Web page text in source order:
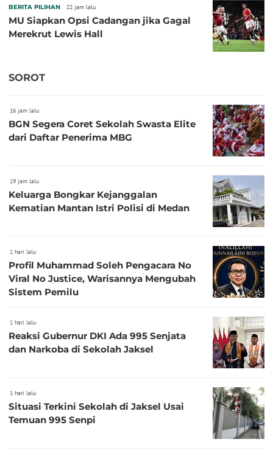
BERITA PILIHAN 22 jam lalu
MU Siapkan Opsi Cadangan jika Gagal
Merekrut Lewis Hall
SOROT
16 jam lalu
BGN Segera Coret Sekolah Swasta Elite
dari Daftar Penerima MBG
19 jam lalu
Keluarga Bongkar Kejanggalan
Kematian Mantan Istri Polisi di Medan
1 hari lalu
Profil Muhammad Soleh Pengacara No
Viral No Justice, Warisannya Mengubah
Sistem Pemilu
1 hari lalu
Reaksi Gubernur DKI Ada 995 Senjata
dan Narkoba di Sekolah Jaksel
1 hari lalu
Situasi Terkini Sekolah di Jaksel Usai
Temuan 995 Senpi